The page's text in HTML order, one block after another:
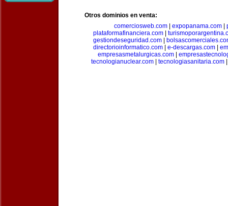
Otros dominios en venta:
comerciosweb.com
expopanama.com
plataformafinanciera.com
gestiondeseguridad.com
directorioinformatico.com
e-descargas.com
empresasmetalurgicas.com|
tecnologianuclear.com| tecnologiasanitaria.com